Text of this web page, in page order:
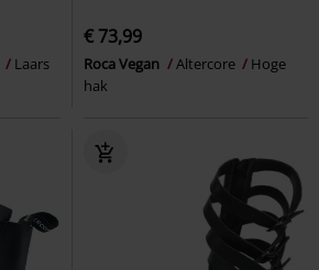
Laars
€ 73,99
Roca Vegan Altercore
Hoge
hak